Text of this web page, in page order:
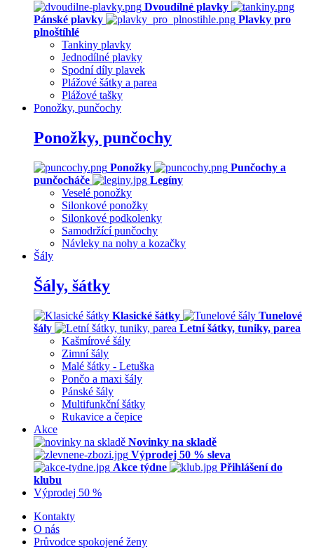
Dvoudílné plavky
Pánské plavky
Plavky pro
plnoštíhlé
Tankiny plavky
Jednodílné plavky
Spodní díly plavek
Plážové šátky a parea
Plážové tašky
Ponožky, punčochy
Ponožky, punčochy
Ponožky
Punčochy a
punčocháče
Legíny
Veselé ponožky
Silonkové ponožky
Silonkové podkolenky
Samodržící punčochy
Návleky na nohy a kozačky
Šály
Šály, šátky
Klasické šátky
Tunelové
šály
Letní šátky, tuniky, parea
Kašmírové šály
Zimní šály
Malé šátky - Letuška
Pončo a maxi šály
Pánské šály
Multifunkční šátky
Rukavice a čepice
Akce
Novinky na skladě
Výprodej 50 % sleva
Akce týdne
Přihlášení do
klubu
Výprodej 50 %
Kontakty
O nás
Průvodce spokojené ženy